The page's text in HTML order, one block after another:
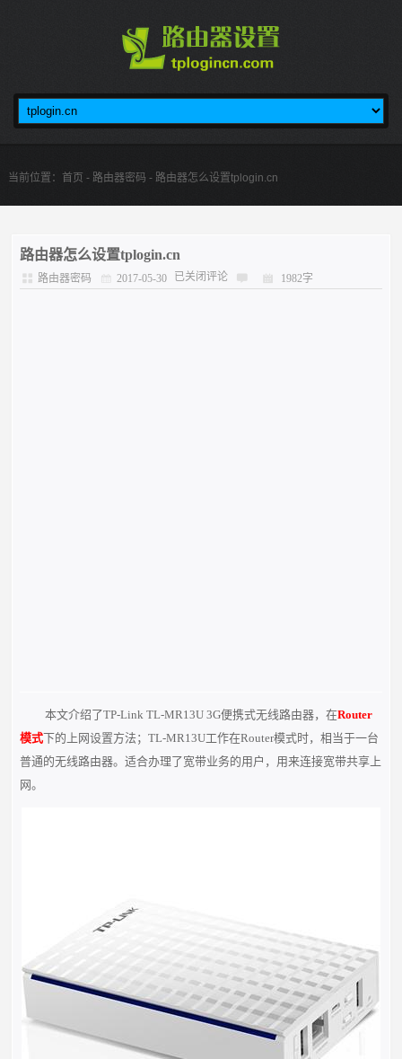
当前位置： 首页 - 路由器密码 - 路由器怎么设置tplogin.cn
路由器怎么设置tplogin.cn
路由器密码 2017-05-30 已关闭评论 1982字
本文介绍了TP-Link TL-MR13U 3G便携式无线路由器，在Router
模式下的上网设置方法；TL-MR13U工作在Router模式时，相当于一台
普通的无线路由器。适合办理了宽带业务的用户，用来连接宽带共享上
网。